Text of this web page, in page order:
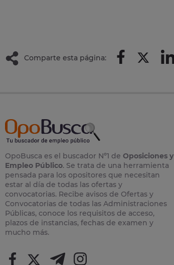
Comparte esta página:
OpoBusca es el buscador Nº1 de Oposiciones y
Empleo Público. Se trata de una herramienta
pensada para los opositores que necesitan
estar al día de todas las ofertas y
convocatorias. Recibe avisos de Ofertas y
Convocatorias de todas las Administraciones
Públicas, conoce los requisitos de acceso,
plazos de instancias, fechas de examen y
mucho más.